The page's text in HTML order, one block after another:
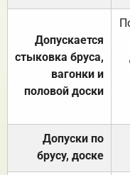
Допускается
стыковка бруса,
вагонки и
половой доски
Допуски по
брусу, доске